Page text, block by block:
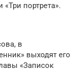
«Три портрета».
в
выходят его
«Записок